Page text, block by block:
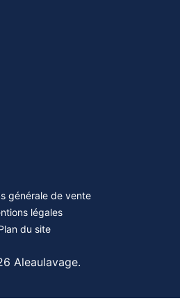
générale de vente
légales
du site
Aleaulavage.